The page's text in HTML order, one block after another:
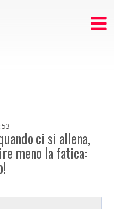
ci si allena,
meno la fatica: